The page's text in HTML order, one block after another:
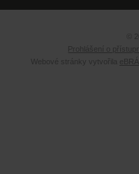
©
Prohlášení o
Webové stránky vytvořila